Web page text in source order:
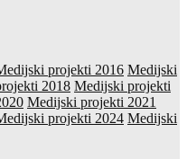
projekti 2016 Medijski
2018 Medijski projekti
Medijski projekti 2021
projekti 2024 Medijski